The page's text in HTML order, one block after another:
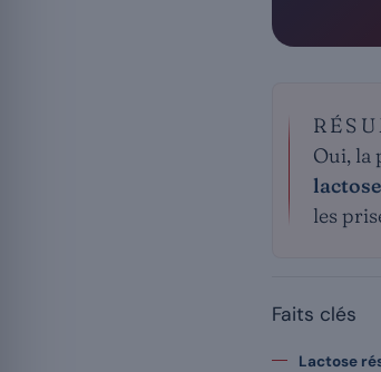
Oui, la
lactose
les
Faits clés
Lactose